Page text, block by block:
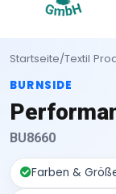
Startseite/Textil
BURNSIDE
BU8660
Farben &